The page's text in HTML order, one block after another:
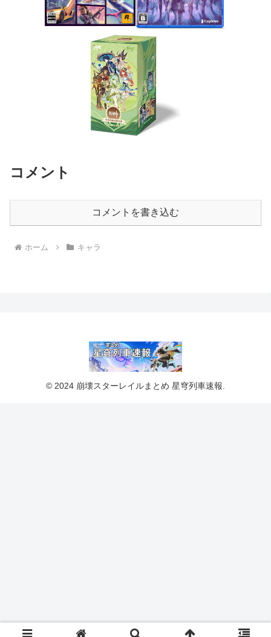
コメント
コメントを書き込む
ホーム キャラ
© 2024 崩壊スターレイルまとめ 星穹列車速報.